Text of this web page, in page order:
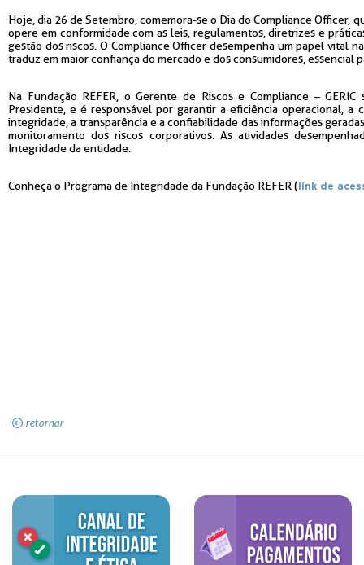
Hoje, dia 26 de Setembro, comemora-se o Dia do Compliance Officer,
opere em conformidade com as leis, regulamentos, diretrizes e
gestão dos riscos. O Compliance Officer desempenha um papel vital
traduz em maior confiança do mercado e dos consumidores,
Na Fundação REFER, o Gerente de Riscos e Compliance –
Presidente, e é responsável por garantir a eficiência operacional,
integridade, a transparência e a confiabilidade das informações
monitoramento dos riscos corporativos. As atividades
Integridade da entidade.
Conheça o Programa de Integridade da Fundação REFER ( link de
retornar